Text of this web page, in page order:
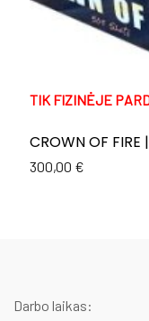
TIK FIZINĖJE
CROWN OF
300,00 €
Darbo laikas: